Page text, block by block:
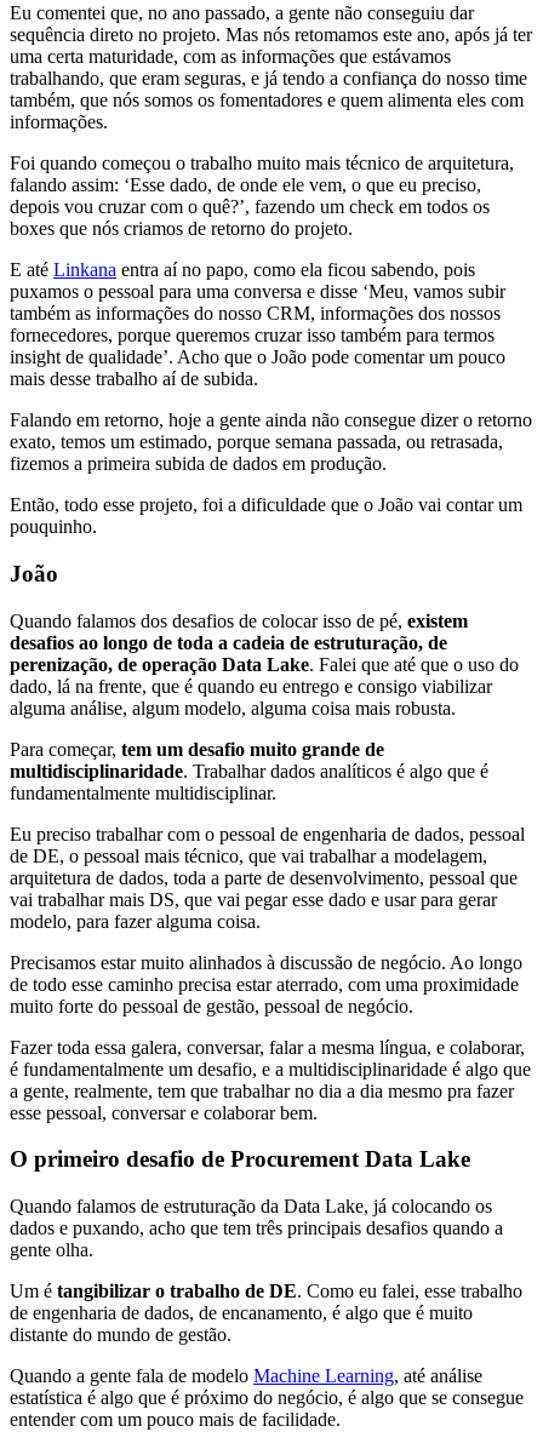
Eu comentei que, no ano passado, a gente não conseguiu dar
sequência direto no projeto. Mas nós retomamos este ano, após já ter
uma certa maturidade, com as informações que estávamos
trabalhando, que eram seguras, e já tendo a confiança do nosso time
também, que nós somos os fomentadores e quem alimenta eles com
informações.
Foi quando começou o trabalho muito mais técnico de arquitetura,
falando assim: ‘Esse dado, de onde ele vem, o que eu preciso,
depois vou cruzar com o quê?’, fazendo um check em todos os
boxes que nós criamos de retorno do projeto.
E até Linkana entra aí no papo, como ela ficou sabendo, pois
puxamos o pessoal para uma conversa e disse ‘Meu, vamos subir
também as informações do nosso CRM, informações dos nossos
fornecedores, porque queremos cruzar isso também para termos
insight de qualidade’. Acho que o João pode comentar um pouco
mais desse trabalho aí de subida.
Falando em retorno, hoje a gente ainda não consegue dizer o retorno
exato, temos um estimado, porque semana passada, ou retrasada,
fizemos a primeira subida de dados em produção.
Então, todo esse projeto, foi a dificuldade que o João vai contar um
pouquinho.
João
Quando falamos dos desafios de colocar isso de pé, existem
desafios ao longo de toda a cadeia de estruturação, de
perenização, de operação Data Lake. Falei que até que o uso do
dado, lá na frente, que é quando eu entrego e consigo viabilizar
alguma análise, algum modelo, alguma coisa mais robusta.
Para começar, tem um desafio muito grande de
multidisciplinaridade. Trabalhar dados analíticos é algo que é
fundamentalmente multidisciplinar.
Eu preciso trabalhar com o pessoal de engenharia de dados, pessoal
de DE, o pessoal mais técnico, que vai trabalhar a modelagem,
arquitetura de dados, toda a parte de desenvolvimento, pessoal que
vai trabalhar mais DS, que vai pegar esse dado e usar para gerar
modelo, para fazer alguma coisa.
Precisamos estar muito alinhados à discussão de negócio. Ao longo
de todo esse caminho precisa estar aterrado, com uma proximidade
muito forte do pessoal de gestão, pessoal de negócio.
Fazer toda essa galera, conversar, falar a mesma língua, e colaborar,
é fundamentalmente um desafio, e a multidisciplinaridade é algo que
a gente, realmente, tem que trabalhar no dia a dia mesmo pra fazer
esse pessoal, conversar e colaborar bem.
O primeiro desafio de Procurement Data Lake
Quando falamos de estruturação da Data Lake, já colocando os
dados e puxando, acho que tem três principais desafios quando a
gente olha.
Um é tangibilizar o trabalho de DE. Como eu falei, esse trabalho
de engenharia de dados, de encanamento, é algo que é muito
distante do mundo de gestão.
Quando a gente fala de modelo Machine Learning, até análise
estatística é algo que é próximo do negócio, é algo que se consegue
entender com um pouco mais de facilidade.